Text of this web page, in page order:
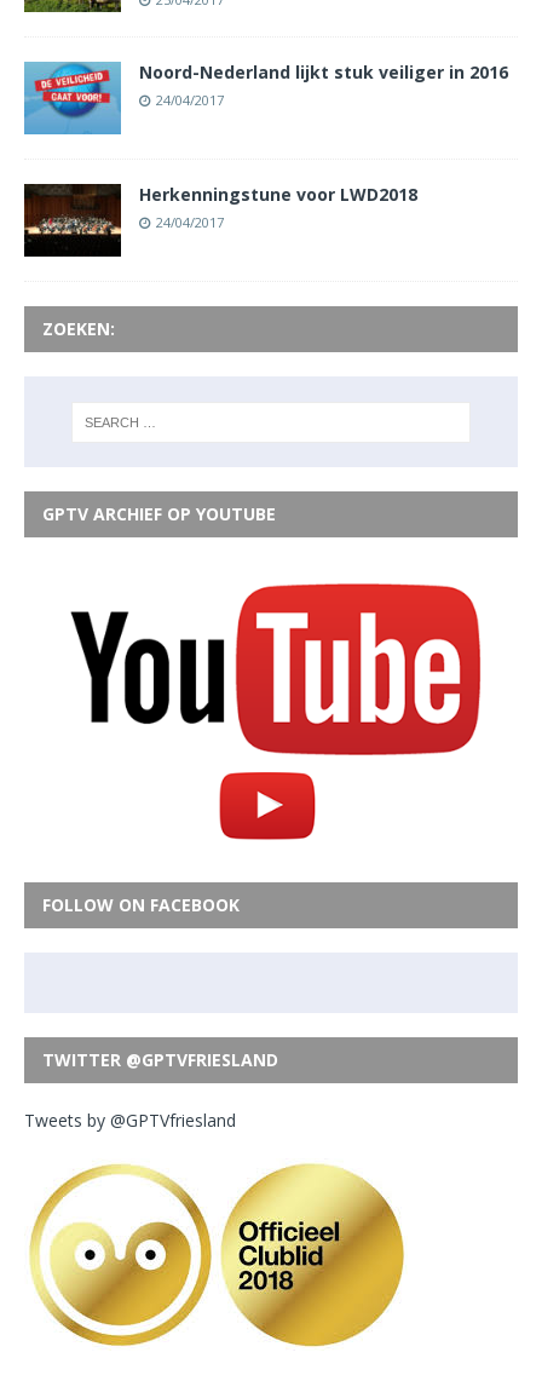
Noord-Nederland lijkt stuk veiliger in 2016
24/04/2017
Herkenningstune voor LWD2018
24/04/2017
ZOEKEN:
GPTV ARCHIEF OP YOUTUBE
FOLLOW ON FACEBOOK
TWITTER @GPTVFRIESLAND
Tweets by @GPTVfriesland